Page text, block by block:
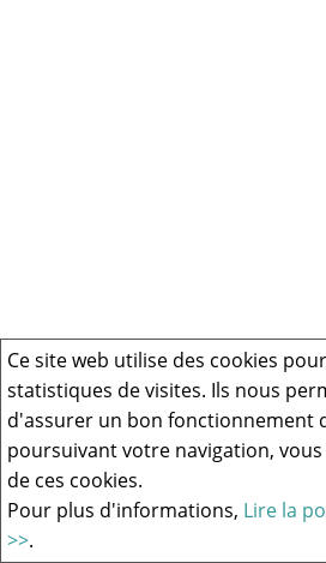
Ce site web utilise des cookies
statistiques de visites. Ils nous
d'assurer un bon fonctionnement
poursuivant votre navigation,
de ces cookies.
Pour plus d'informations, Lire la
>>.